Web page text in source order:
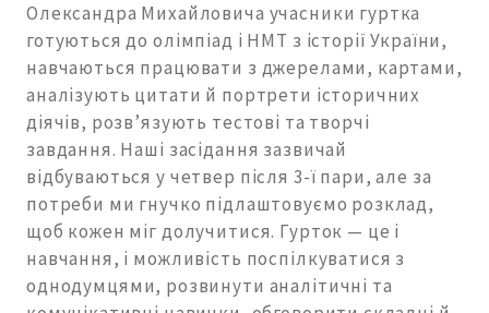
Олександра Михайловича учасники гуртка
готуються до олімпіад і НМТ з історії України,
навчаються працювати з джерелами, картами,
аналізують цитати й портрети історичних
діячів, розв’язують тестові та творчі
завдання. Наші засідання зазвичай
відбуваються у четвер після 3-ї пари, але за
потреби ми гнучко підлаштовуємо розклад,
щоб кожен міг долучитися. Гурток — це і
навчання, і можливість поспілкуватися з
однодумцями, розвинути аналітичні та